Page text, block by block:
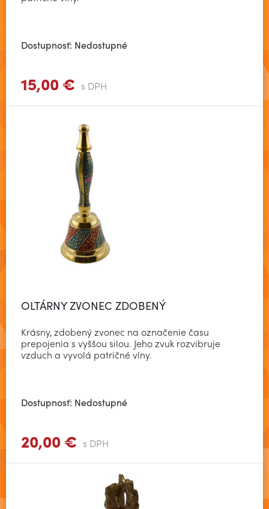
Dostupnosť: Nedostupné
15,00 € s DPHZobraziť viac
OLTÁRNY ZVONEC ZDOBENÝ
Krásny, zdobený zvonec na označenie času
prepojenia s vyššou silou. Jeho zvuk rozvibruje
vzduch a vyvolá patričné vlny.
Dostupnosť: Nedostupné
20,00 € s DPHZobraziť viac